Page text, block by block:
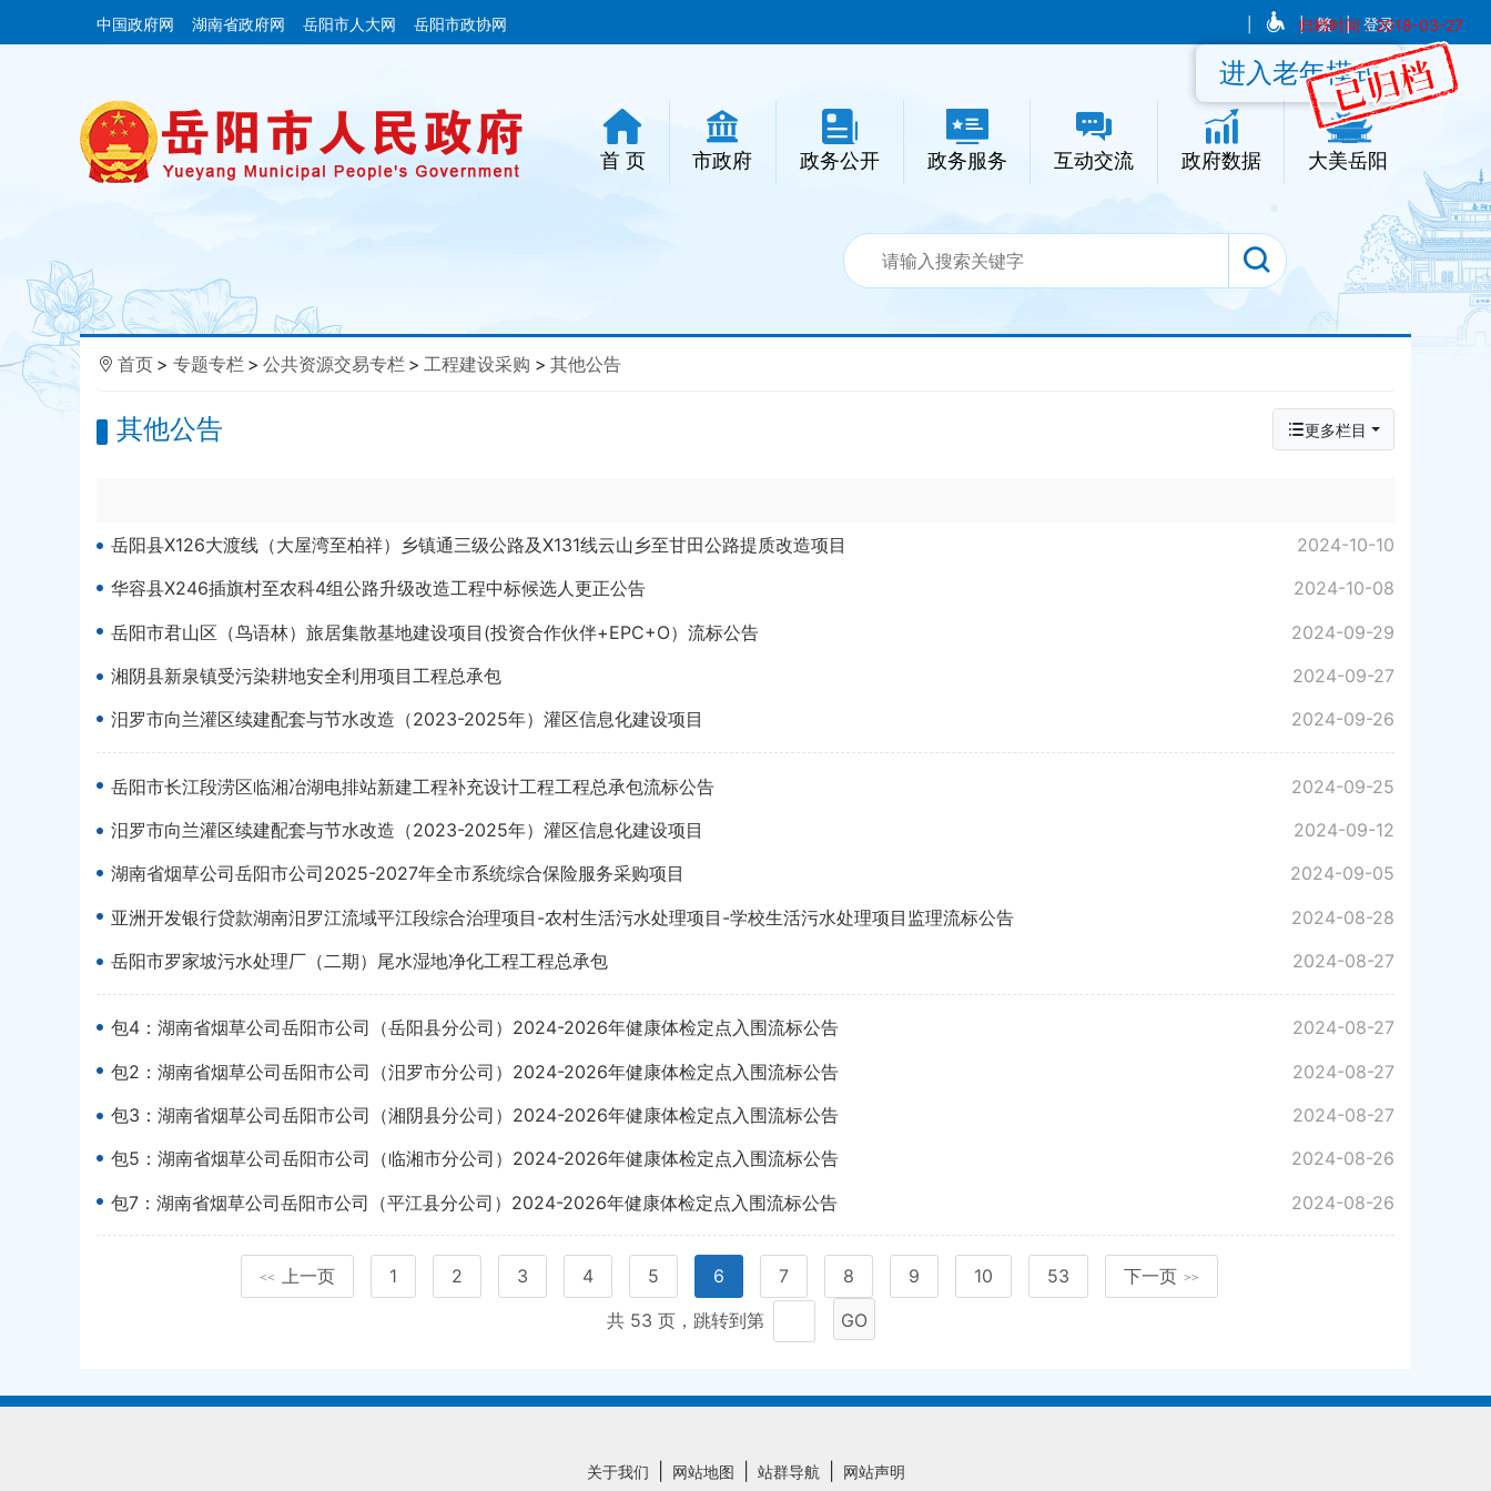
归档时间：2018-03-27
中国政府网 湖南省政府网 岳阳市人大网 岳阳市政协网 |繁| 登录
首 页 市政府 政务公开 政务服务 互动交流 政府数据 大美岳阳
进入老年模式
首页 > 专题专栏 > 公共资源交易专栏 > 工程建设采购 > 其他公告
其他公告 更多栏目
岳阳县X126大渡线（大屋湾至柏祥）乡镇通三级公路及X131线云山乡至甘田公路提质改造项目
2024-10-10
华容县X246插旗村至农科4组公路升级改造工程中标候选人更正公告
2024-10-08
岳阳市君山区（鸟语林）旅居集散基地建设项目(投资合作伙伴+EPC+O）流标公告
2024-09-29
湘阴县新泉镇受污染耕地安全利用项目工程总承包
2024-09-27
汨罗市向兰灌区续建配套与节水改造（2023-2025年）灌区信息化建设项目
2024-09-26
岳阳市长江段涝区临湘冶湖电排站新建工程补充设计工程工程总承包流标公告
2024-09-25
汨罗市向兰灌区续建配套与节水改造（2023-2025年）灌区信息化建设项目
2024-09-12
湖南省烟草公司岳阳市公司2025-2027年全市系统综合保险服务采购项目
2024-09-05
亚洲开发银行贷款湖南汨罗江流域平江段综合治理项目-农村生活污水处理项目-学校生活污水处理项目监理流标公告
2024-08-28
岳阳市罗家坡污水处理厂（二期）尾水湿地净化工程工程总承包
2024-08-27
包4：湖南省烟草公司岳阳市公司（岳阳县分公司）2024-2026年健康体检定点入围流标公告
2024-08-27
包2：湖南省烟草公司岳阳市公司（汨罗市分公司）2024-2026年健康体检定点入围流标公告
2024-08-27
包3：湖南省烟草公司岳阳市公司（湘阴县分公司）2024-2026年健康体检定点入围流标公告
2024-08-27
包5：湖南省烟草公司岳阳市公司（临湘市分公司）2024-2026年健康体检定点入围流标公告
2024-08-26
包7：湖南省烟草公司岳阳市公司（平江县分公司）2024-2026年健康体检定点入围流标公告
2024-08-26
<< 上一页 1 2 3 4 5 6 7 8 9 10 53 下一页 >>
共 53 页，跳转到第 GO
关于我们 网站地图 站群导航 网站声明